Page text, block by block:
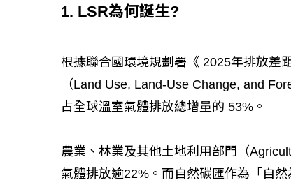
1. LSR為何誕生?
根據聯合國環境規劃署《 2025年排放差
（Land Use, Land-Use Change, and
占全球溫室氣體排放總增量的 53%。
農業、林業及其他土地利用部門（
氣體排放逾22%。而自然碳匯作為「自